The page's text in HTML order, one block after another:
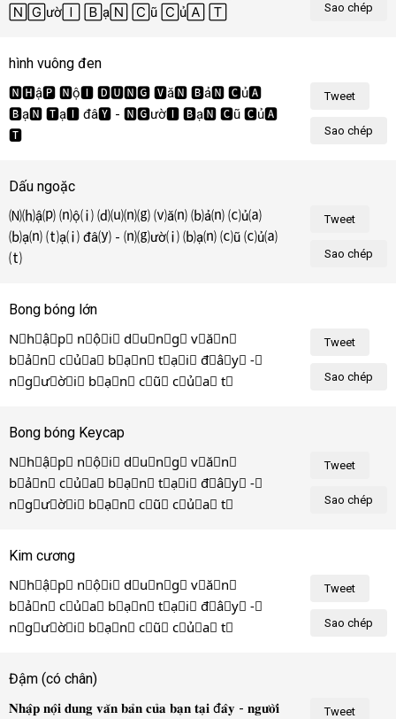
Sao chép
🄽🄶ườ🄸 🄱ạ🄽 🄲ũ 🄲ủ🄰 🅃ô🄸!
hình vuông đen
Tweet
Sao chép
🅽🅷ậ🅿 🅽ộ🅸 🅳🆄🅽🅶 🆅ă🅽 🅱ả🅽 🅲ủ🅰
🅱ạ🅽 🆃ạ🅸 đâ🆈 - 🅽🅶ườ🅸 🅱ạ🅽 🅲ũ 🅲ủ🅰
🆃ô🅸!
Dấu ngoặc
Tweet
Sao chép
🄝⒣ậ⒫ ⒩ộ⒤ ⒟⒰⒩⒢ ⒱ă⒩ ⒝ả⒩ ⒞ủ⒜
⒝ạ⒩ ⒯ạ⒤ đâ⒴ - ⒩⒢ườ⒤ ⒝ạ⒩ ⒞ũ ⒞ủ⒜
⒯ô⒤!
Bong bóng lớn
Tweet
Sao chép
N⃝h⃝ậ⃝p⃝ n⃝ộ⃝i⃝ d⃝u⃝n⃝g⃝ v⃝ă⃝n⃝
b⃝ả⃝n⃝ c⃝ủ⃝a⃝ b⃝ạ⃝n⃝ t⃝ạ⃝i⃝ đ⃝â⃝y⃝ -⃝
n⃝g⃝ư⃝ờ⃝i⃝ b⃝ạ⃝n⃝ c⃝ũ⃝ c⃝ủ⃝a⃝ t⃝ô⃝i⃝!⃝
Bong bóng Keycap
Tweet
Sao chép
N⃣h⃣ậ⃣p⃣ n⃣ộ⃣i⃣ d⃣u⃣n⃣g⃣ v⃣ă⃣n⃣
b⃣ả⃣n⃣ c⃣ủ⃣a⃣ b⃣ạ⃣n⃣ t⃣ạ⃣i⃣ đ⃣â⃣y⃣ -⃣
n⃣g⃣ư⃣ờ⃣i⃣ b⃣ạ⃣n⃣ c⃣ũ⃣ c⃣ủ⃣a⃣ t⃣ô⃣i⃣!⃣
Kim cương
Tweet
Sao chép
N⃟h⃟ậ⃟p⃟ n⃟ộ⃟i⃟ d⃟u⃟n⃟g⃟ v⃟ă⃟n⃟
b⃟ả⃟n⃟ c⃟ủ⃟a⃟ b⃟ạ⃟n⃟ t⃟ạ⃟i⃟ đ⃟â⃟y⃟ -⃟
n⃟g⃟ư⃟ờ⃟i⃟ b⃟ạ⃟n⃟ c⃟ũ⃟ c⃟ủ⃟a⃟ t⃟ô⃟i⃟!⃟
Đậm (có chân)
Tweet
𝐍𝐡𝐚̣̂𝐩 𝐧𝐨̣̂𝐢 𝐝𝐮𝐧𝐠 𝐯𝐚̆𝐧 𝐛𝐚̉𝐧 𝐜𝐮̉𝐚 𝐛𝐚̣𝐧 𝐭𝐚̣𝐢 đ𝐚̂𝐲 - 𝐧𝐠𝐮̛𝐨̛̀𝐢